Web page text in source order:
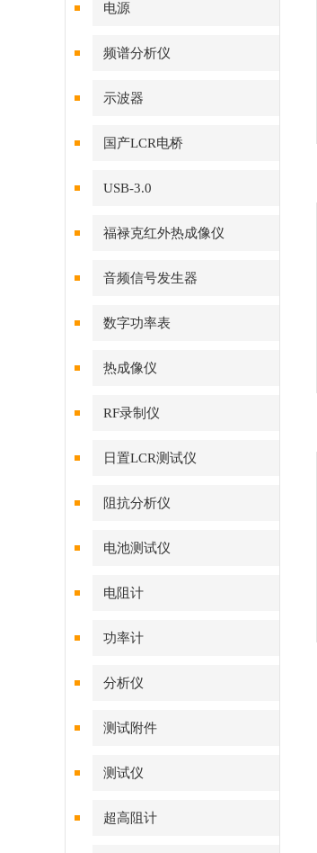
电源
频谱分析仪
示波器
国产LCR电桥
USB-3.0
福禄克红外热成像仪
音频信号发生器
数字功率表
热成像仪
RF录制仪
日置LCR测试仪
阻抗分析仪
电池测试仪
电阻计
功率计
分析仪
测试附件
测试仪
超高阻计